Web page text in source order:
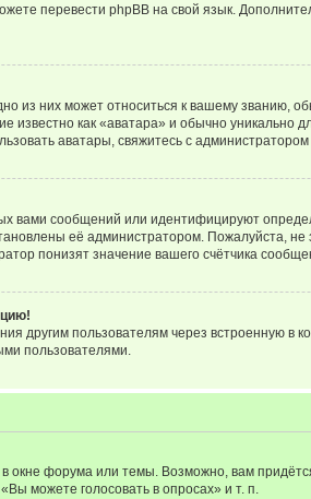
перевести phpBB на свой язык.
из них может относиться к вашему званию,
как «аватара» и обычно уникально
аватары, свяжитесь с
вами сообщений или идентифицируют
её администратором. Пожалуйста,
понизят значение вашего счётчика
другим пользователям через встроенную
пользователями.
форума или темы. Возможно, вам
можете голосовать в опросах» и т. п.